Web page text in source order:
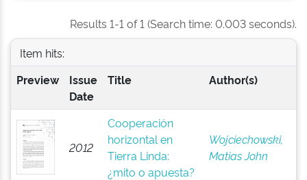
Results 1-1 of 1 (Search time: 0.003 seconds).
Item hits:
Preview
Issue
Date
Title Author(s)
2012
Cooperación
horizontal en
Tierra Linda:
¿mito o apuesta?
Wojciechowski,
Matias John